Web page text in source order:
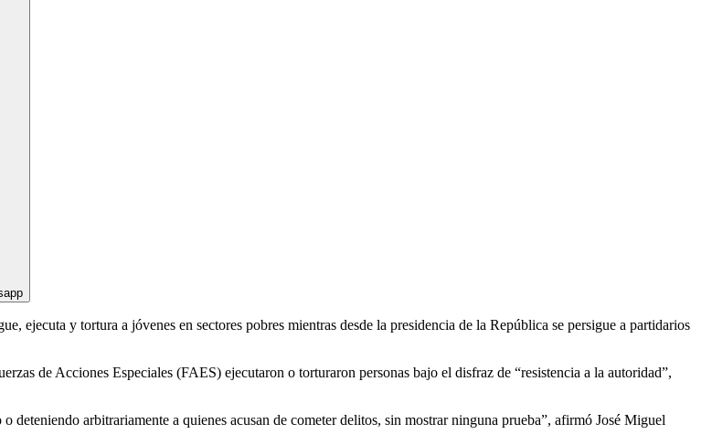
ejecuta y tortura a jóvenes en sectores pobres mientras desde la presidencia de la República se persigue a partidarios
de Acciones Especiales (FAES) ejecutaron o torturaron personas bajo el disfraz de “resistencia a la autoridad”,
deteniendo arbitrariamente a quienes acusan de cometer delitos, sin mostrar ninguna prueba”, afirmó José Miguel